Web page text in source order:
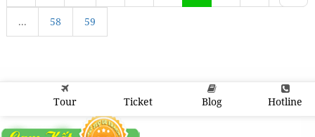
... 58 59
Tour Ticket Blog Hotline